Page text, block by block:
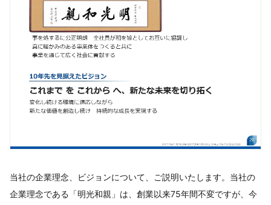
当社の企業理念、ビジョンについて、ご説明いたします。当社の
企業理念である「明光和親」は、創業以来75年間不変ですが、今